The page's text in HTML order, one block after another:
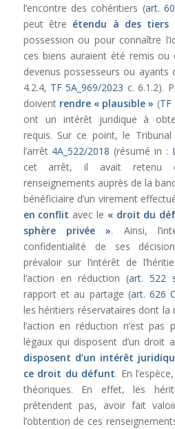
l’encontre des cohéritiers (art.
peut être étendu à des tiers
possession ou pour connaître
ces biens auraient été remis
devenus possesseurs ou ayants
4.2.4, TF 5A_969/2023 c. 6.1.2).
doivent rendre « plausible » (TF
ont un intérêt juridique à
requis. Sur ce point, le
l’arrêt 4A_522/2018 (résumé in :
cet arrêt, il avait retenu
renseignements auprès de la
bénéficiaire d’un virement
en conflit avec le « droit du
sphère privée ». Ainsi,
confidentialité de ses
prévaloir sur l’intérêt de
l’action en réduction (art. 522
rapport et au partage (art. 626
les héritiers réservataires dont
l’action en réduction n’est pas
légaux qui disposent d’un droit
disposent d’un intérêt
ce droit du défunt. En
théoriques. En effet, les
prétendent pas, avoir fait
l’obtention de ces